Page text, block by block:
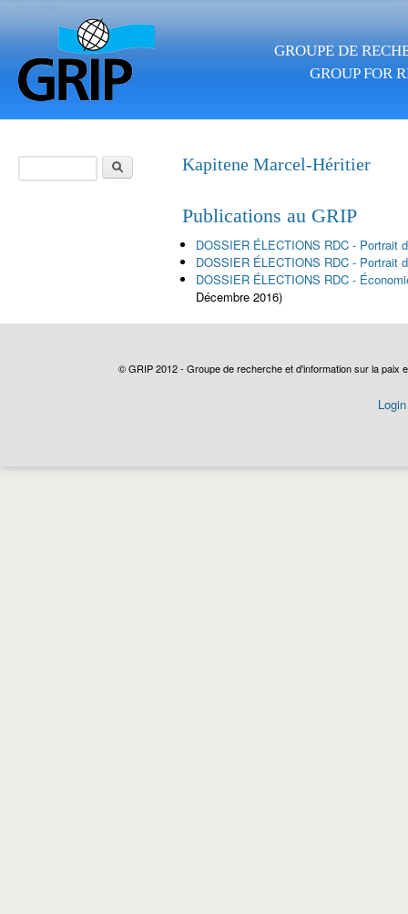
GROUPE DE
GROUP FOR
Kapitene Marcel-Héritier
Publications au GRIP
DOSSIER ÉLECTIONS RDC - Portrait
DOSSIER ÉLECTIONS RDC - Portrait
DOSSIER ÉLECTIONS RDC -
Décembre 2016)
Formulaire de
© GRIP 2012 - Groupe de recherche et d'information sur la paix
Login